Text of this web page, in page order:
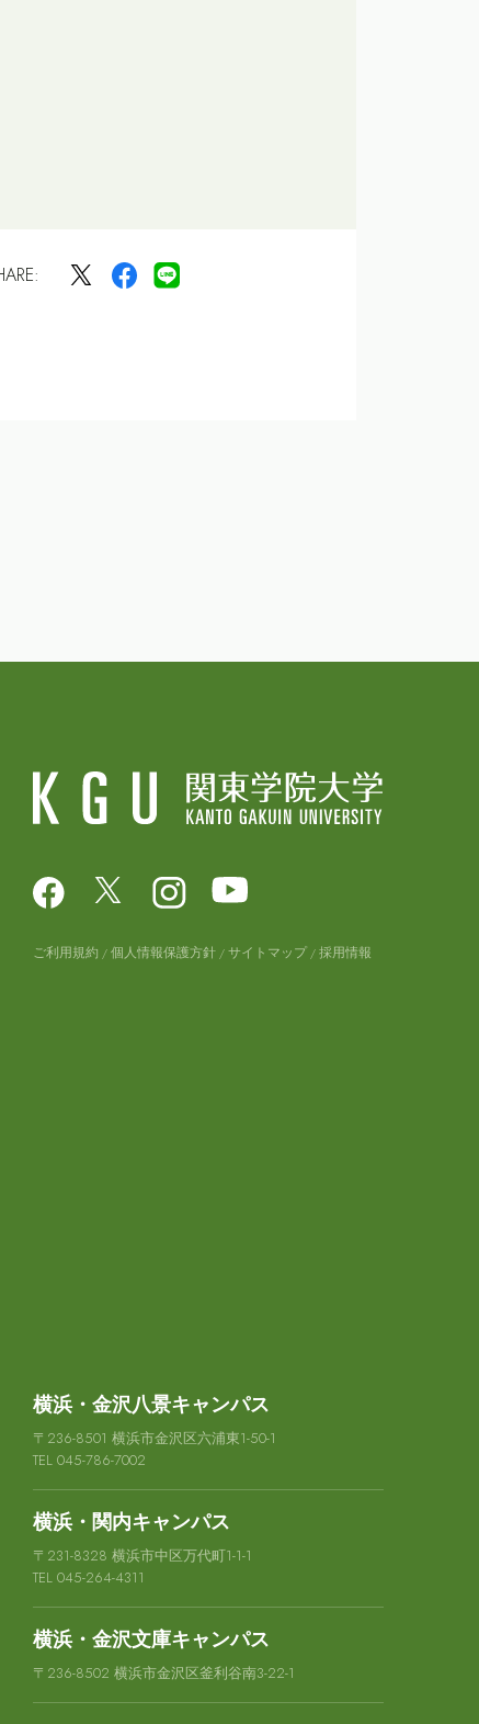
ご利用規約 個人情報保護方針 サイトマップ 採用情報
横浜・金沢八景キャンパス
〒236-8501 横浜市金沢区六浦東1-50-1
TEL 045-786-7002
横浜・関内キャンパス
〒231-8328 横浜市中区万代町1-1-1
TEL 045-264-4311
横浜・金沢文庫キャンパス
〒236-8502 横浜市金沢区釜利谷南3-22-1